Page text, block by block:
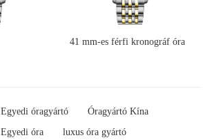
41 mm-es férfi kronográf óra
Egyedi óragyártó
Óragyártó Kína
Egyedi óra
luxus óra gyártó